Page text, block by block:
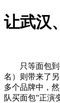
让武汉
只等面包到手
名）则带来了
多个品牌中，
队买面包”正演